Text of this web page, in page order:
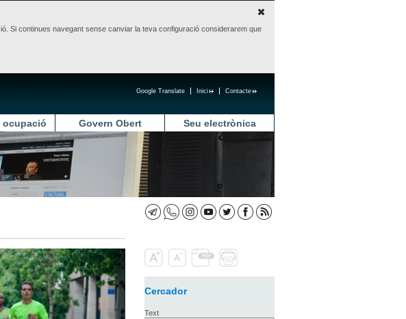
Si continues navegant sense canviar la teva configuració considerarem que
Contacte
Inici
Google Translate
ocupació Govern Obert Seu electrònica
Cercador
Text